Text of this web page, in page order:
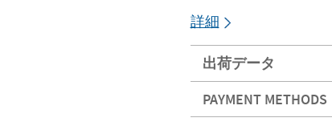
詳細
出荷データ
PAYMENT METHODS